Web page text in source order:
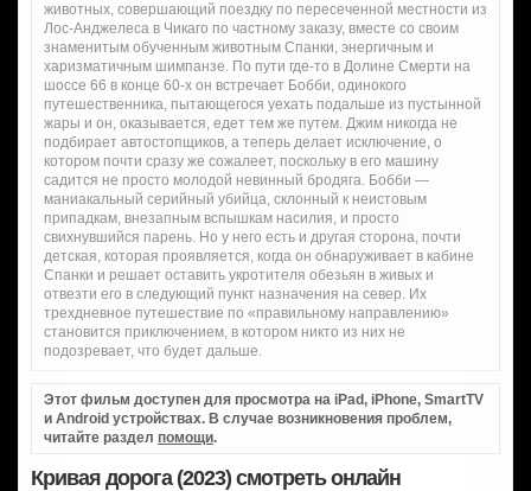
животных, совершающий поездку по пересеченной местности из
Лос-Анджелеса в Чикаго по частному заказу, вместе со своим
знаменитым обученным животным Спанки, энергичным и
харизматичным шимпанзе. По пути где-то в Долине Смерти на
шоссе 66 в конце 60-х он встречает Бобби, одинокого
путешественника, пытающегося уехать подальше из пустынной
жары и он, оказывается, едет тем же путем. Джим никогда не
подбирает автостопщиков, а теперь делает исключение, о
котором почти сразу же сожалеет, поскольку в его машину
садится не просто молодой невинный бродяга. Бобби —
маниакальный серийный убийца, склонный к неистовым
припадкам, внезапным вспышкам насилия, и просто
свихнувшийся парень. Но у него есть и другая сторона, почти
детская, которая проявляется, когда он обнаруживает в кабине
Спанки и решает оставить укротителя обезьян в живых и
отвезти его в следующий пункт назначения на север. Их
трехдневное путешествие по «правильному направлению»
становится приключением, в котором никто из них не
подозревает, что будет дальше.
Этот фильм доступен для просмотра на iPad, iPhone, SmartTV
и Android устройствах. В случае возникновения проблем,
читайте раздел помощи.
Кривая дорога (2023) смотреть онлайн